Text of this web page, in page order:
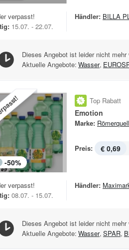
verpasst!
15.07. - 22.07.
Händler: BILLA
Dieses Angebot ist leider nicht mehr
Aktuelle Angebote: Wasser,
-50%
Top Rabatt
Emotion
Marke:
Preis: € 0,69
verpasst!
08.07. - 15.07.
Händler:
Dieses Angebot ist leider nicht mehr
Aktuelle Angebote: Wasser, SPAR,